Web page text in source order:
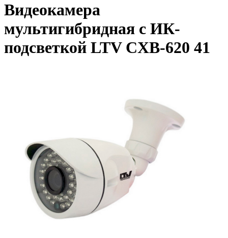
Видеокамера
мультигибридная с ИК-
подсветкой LTV CXB-620 41